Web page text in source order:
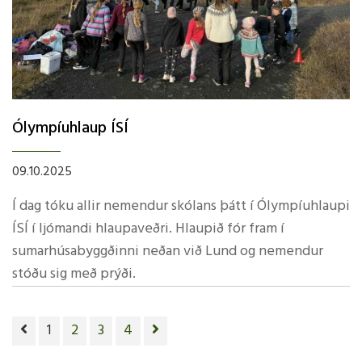
Ólympíuhlaup ÍSÍ
09.10.2025
Í dag tóku allir nemendur skólans þátt í Ólympíuhlaupi
ÍSÍ í ljómandi hlaupaveðri. Hlaupið fór fram í
sumarhúsabyggðinni neðan við Lund og nemendur
stóðu sig með prýði.
1 2 3 4